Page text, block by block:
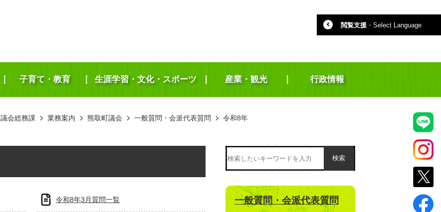
閲覧支援 ・ Select Language
子育て・教育 生涯学習・文化・スポーツ 産業・観光 行政情報
議会総務課 業務案内 熊取町議会 一般質問・会派代表質問 令和8年
令和8年3月質問一覧
検索
一般質問・会派代表質問